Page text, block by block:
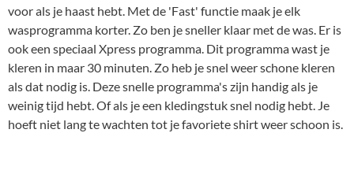
voor als je haast hebt. Met de 'Fast' functie maak je elk
wasprogramma korter. Zo ben je sneller klaar met de was. Er is
ook een speciaal Xpress programma. Dit programma wast je
kleren in maar 30 minuten. Zo heb je snel weer schone kleren
als dat nodig is. Deze snelle programma's zijn handig als je
weinig tijd hebt. Of als je een kledingstuk snel nodig hebt. Je
hoeft niet lang te wachten tot je favoriete shirt weer schoon is.